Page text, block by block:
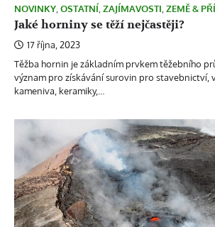
NOVINKY,OSTATNÍ,ZAJÍMAVOSTI,ZEMĚ &
Jaké horniny se těží nejčastěji?
17 října, 2023
Těžba hornin je základním prvkem těžebního
význam pro získávání surovin pro stavebnictví,
kameniva, keramiky,…